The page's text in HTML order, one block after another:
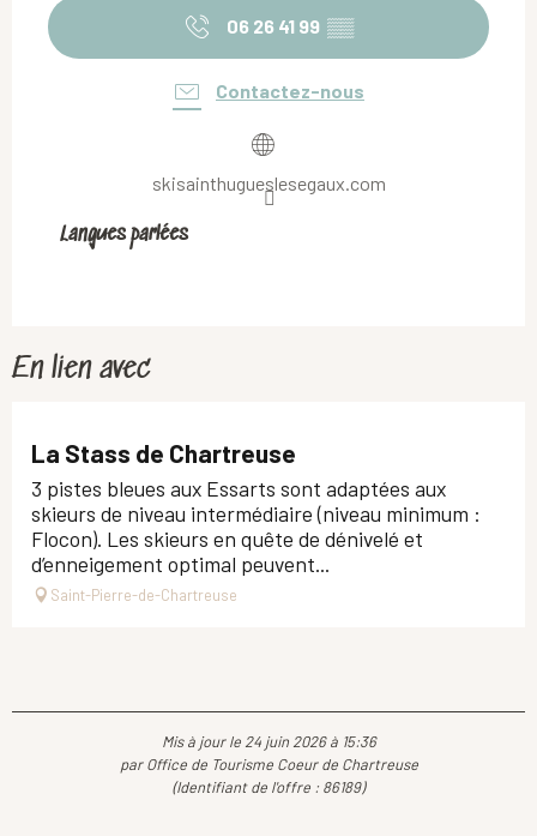
06 26 41 99 ▒▒
Contactez-nous
skisainthugueslesegaux.com
Langues parlées
Langues parlées
En lien avec
La Stass de Chartreuse
3 pistes bleues aux Essarts sont adaptées aux
skieurs de niveau intermédiaire (niveau minimum :
Flocon). Les skieurs en quête de dénivelé et
d’enneigement optimal peuvent...
Saint-Pierre-de-Chartreuse
Mis à jour le 24 juin 2026 à 15:36
par Office de Tourisme Coeur de Chartreuse
(Identifiant de l'offre : 86189)